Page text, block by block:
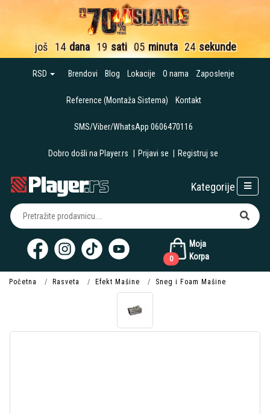
još 14 dana 19 sati 05 minuta 24 sekunde
RSD Brendovi Blog Lokacije O nama Zaposlenje
Reference (Montaža Sistema) Kontakt
SMS/Viber/WhatsApp 0606470116
Dobro došli na Player.rs Prijavi se Registruj se
Moja
Korpa
0
Kategorije
Početna Rasveta Efekt Mašine Sneg i Foam Mašine